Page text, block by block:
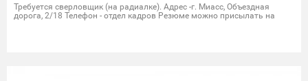
Требуется сверловщик (на радиалке). Адрес -г. Миасс, Объездная
дорога, 2/18 Телефон - отдел кадров Резюме можно присылать на